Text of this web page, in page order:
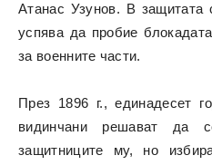
Атанас Узунов. В защитата
успява да пробие
за военните части.
През 1896 г., единадесет
видинчани решават да
защитниците му, но